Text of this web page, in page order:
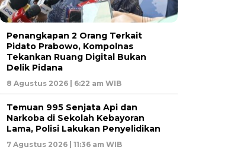
Penangkapan 2 Orang Terkait
Pidato Prabowo, Kompolnas
Tekankan Ruang Digital Bukan
Delik Pidana
8 Agustus 2026 | 6:22 am WIB
Temuan 995 Senjata Api dan
Narkoba di Sekolah Kebayoran
Lama, Polisi Lakukan Penyelidikan
7 Agustus 2026 | 11:36 am WIB